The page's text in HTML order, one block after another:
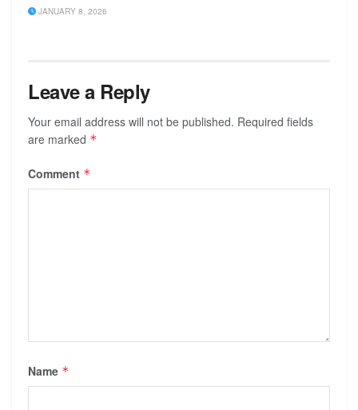
JANUARY 8, 2026
Leave a Reply
Your email address will not be published. Required fields
are marked *
Comment *
Name *